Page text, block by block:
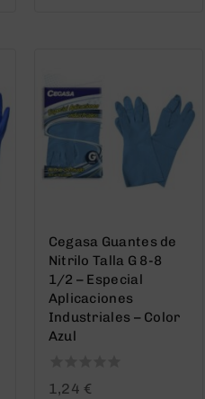
Cegasa Guantes de
Nitrilo Talla G 8-8
1/2 – Especial
Aplicaciones
Industriales – Color
Azul
0
1,24 €